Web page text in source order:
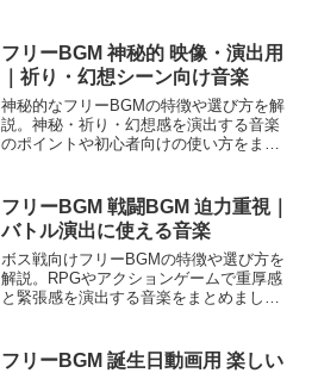
フリーBGM 神秘的 映像・演出用
｜祈り・幻想シーン向け音楽
神秘的なフリーBGMの特徴や選び方を解
説。神秘・祈り・幻想感を演出する音楽
のポイントや初心者向けの使い方をまと
フリーBGM 戦闘BGM 迫力重視｜
バトル演出に使える音楽
ボス戦向けフリーBGMの特徴や選び方を
解説。RPGやアクションゲームで重厚感
と緊張感を演出する音楽をまとめまし
フリーBGM 誕生日動画用 楽しい